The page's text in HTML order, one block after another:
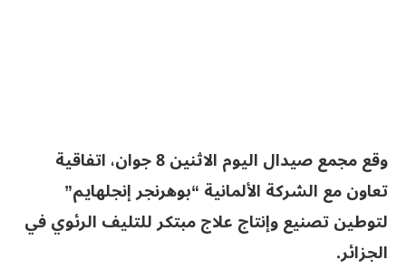
وقع مجمع صيدال اليوم الاثنين 8 جوان، اتفاقية
تعاون مع الشركة الألمانية “بوهرنجر إنجلهايم”
لتوطين تصنيع وإنتاج علاج مبتكر للتليف الرئوي في
الجزائر.